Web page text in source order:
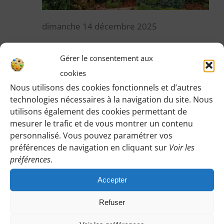
Gérer le consentement aux
cookies
Nous utilisons des cookies fonctionnels et d’autres
technologies nécessaires à la navigation du site. Nous
utilisons également des cookies permettant de
mesurer le trafic et de vous montrer un contenu
personnalisé. Vous pouvez paramétrer vos
préférences de navigation en cliquant sur Voir les
préférences.
Accepter
Refuser
Saint-Hilaire – 1 ch – 12 km – Nancy, Meriem
dimanche 14 décembre 2025
dim
21
dimanche 21 décembre 2025